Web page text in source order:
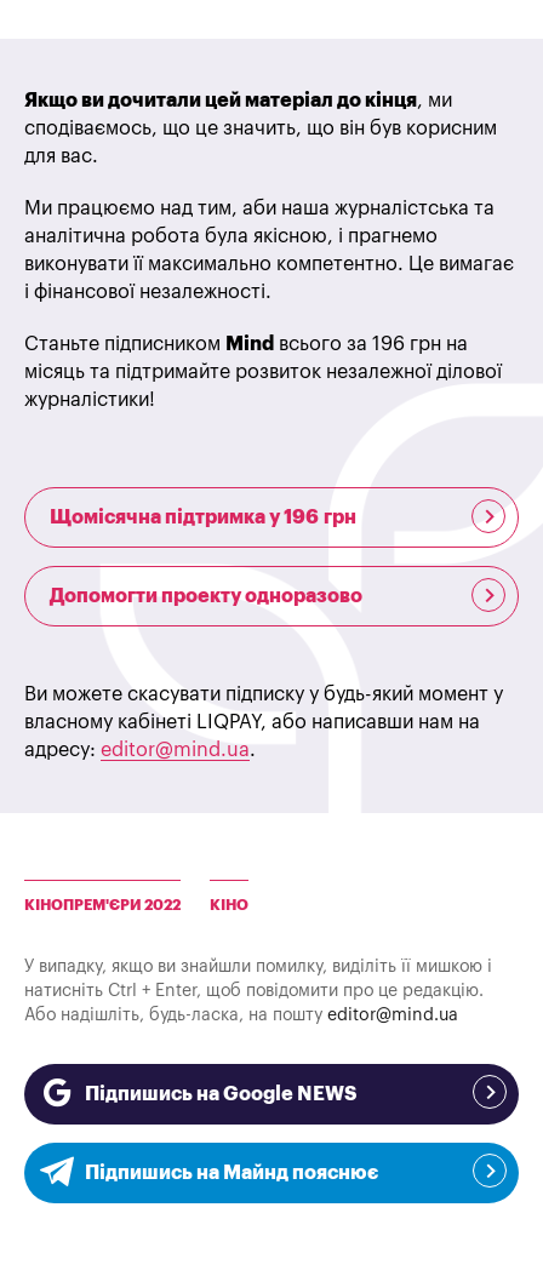
Якщо ви дочитали цей матеріал до кінця, ми
сподіваємось, що це значить, що він був корисним
для вас.
Ми працюємо над тим, аби наша журналістська та
аналітична робота була якісною, і прагнемо
виконувати її максимально компетентно. Це вимагає
і фінансової незалежності.
Станьте підписником Mind всього за 196 грн на
місяць та підтримайте розвиток незалежної ділової
журналістики!
Щомісячна підтримка у 196 грн
Допомогти проекту одноразово
Ви можете скасувати підписку у будь-який момент у
власному кабінеті LIQPAY, або написавши нам на
адресу: editor@mind.ua.
КІНОПРЕМ'ЄРИ 2022 КІНО
У випадку, якщо ви знайшли помилку, виділіть її мишкою і
натисніть Ctrl + Enter, щоб повідомити про це редакцію.
Або надішліть, будь-ласка, на пошту editor@mind.ua
Підпишись на Google NEWS
Підпишись на Майнд пояснює